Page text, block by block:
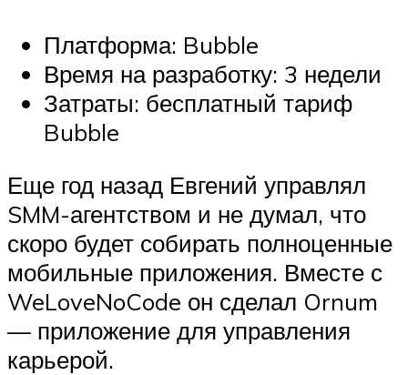
Платформа: Bubble
Время на разработку: 3 недели
Затраты: бесплатный тариф
Bubble
Еще год назад Евгений управлял
SMM-агентством и не думал, что
скоро будет собирать полноценные
мобильные приложения. Вместе с
WeLoveNoCode он сделал Ornum
— приложение для управления
карьерой.